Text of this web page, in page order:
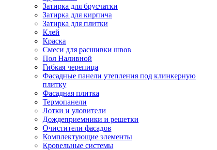
Затирка для брусчатки
Затирка для кирпича
Затирка для плитки
Клей
Краска
Смеси для расшивки швов
Пол Наливной
Гибкая черепица
Фасадные панели утепления под клинкерную
плитку
Фасадная плитка
Термопанели
Лотки и уловители
Дождеприемники и решетки
Очистители фасадов
Комплектующие элементы
Кровельные системы